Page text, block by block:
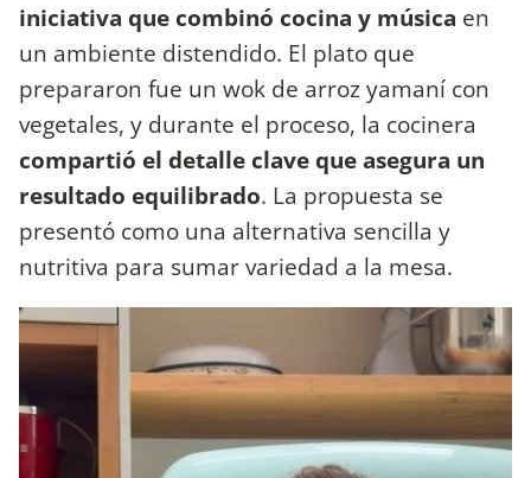
iniciativa que combinó cocina y música en
un ambiente distendido. El plato que
prepararon fue un wok de arroz yamaní con
vegetales, y durante el proceso, la cocinera
compartió el detalle clave que asegura un
resultado equilibrado. La propuesta se
presentó como una alternativa sencilla y
nutritiva para sumar variedad a la mesa.